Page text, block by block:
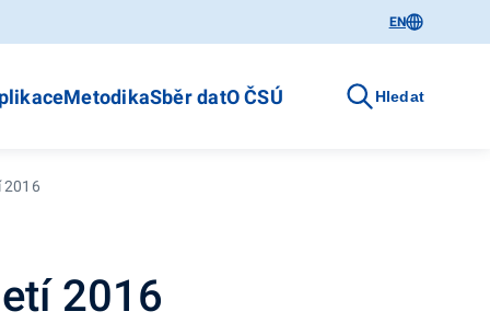
EN
MetodikaSběr datO ČSÚ Hledat
2016
2016